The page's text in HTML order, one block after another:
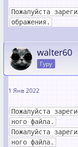
Пожалуйста
ображения.
walter60
Гуру
1 Янв 2022
Пожалуйста
ного файла.
Пожалуйста
ного файла.